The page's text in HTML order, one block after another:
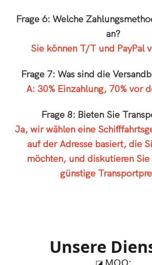
Frage 6: Welche
an?
Sie können T/T und PayPal
Frage 7: Was sind die
A: 30% Einzahlung, 70% vor
Frage 8: Bieten Sie
Ja, wir wählen eine
auf der Adresse basiert, die
möchten, und diskutieren Sie
günstige
Unsere
MOQ: